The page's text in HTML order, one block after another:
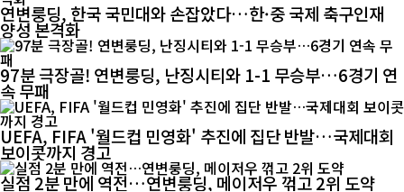
연변룽딩, 한국 국민대와 손잡았다…한·중 국제 축구인재
양성 본격화
97분 극장골! 연변룽딩, 난징시티와 1-1 무승부…6경기 연
속 무패
UEFA, FIFA '월드컵 민영화' 추진에 집단 반발…국제대회
보이콧까지 경고
실점 2분 만에 역전…연변룽딩, 메이저우 꺾고 2위 도약